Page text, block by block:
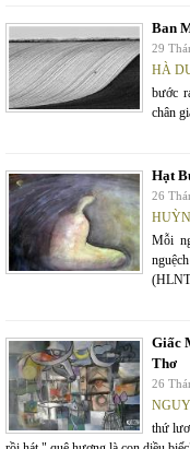
Ban
29
HÀ
bước
chân
Hạt
26
Mỗi
Giấc
Thơ
26
thứ